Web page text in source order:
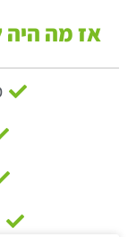
אז מה היה